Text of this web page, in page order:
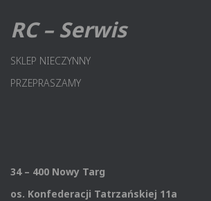
RC – Serwis
SKLEP NIECZYNNY
PRZEPRASZAMY
34 – 400 Nowy Targ
os. Konfederacji Tatrzańskiej 11a